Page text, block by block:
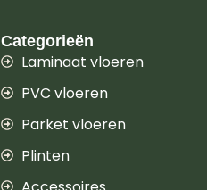
Categorieën
Laminaat vloeren
PVC vloeren
Parket vloeren
Plinten